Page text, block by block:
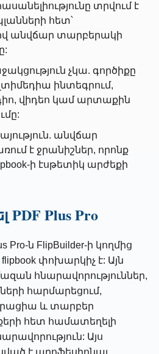
տրվում է
հետ՝
անվճար տարբերակի
չկա. գործիքը
ինտեգրում,
վիդեո կամ արտաքին
անվճար
է ջրանիշներ, որոնք
ի էսթետիկ արժեքի
Plus Pro
ն FlipBuilder-ի կողմից
փոխարկիչ է: Այն
հնարավորություններ,
հարմարեցում,
և տարբեր
հետ համատեղելի
Այս
է պրոֆեսիոնալ